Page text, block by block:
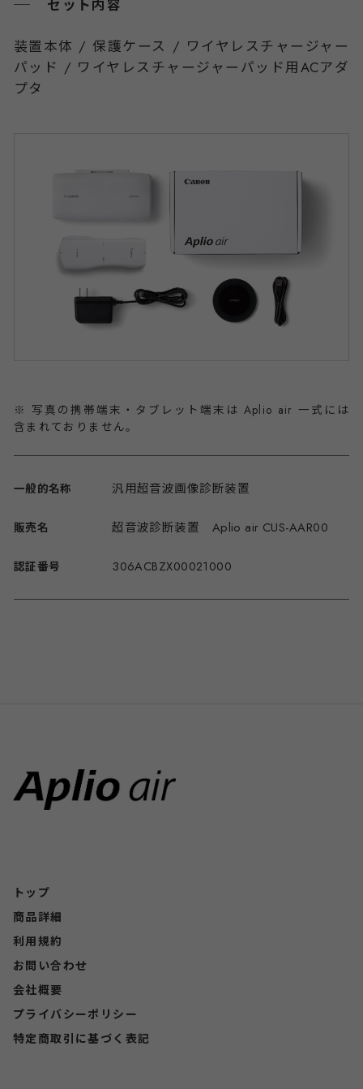
セット内容
装置本体 / 保護ケース / ワイヤレスチャージャー
パッド / ワイヤレスチャージャーパッド用ACアダ
プタ
※ 写真の携帯端末・タブレット端末は Aplio air 一式には
含まれておりません。
一般的名称 汎用超音波画像診断装置
販売名 超音波診断装置 Aplio air CUS-AAR00
認証番号 306ACBZX00021000
トップ
商品詳細
利用規約
お問い合わせ
会社概要
プライバシーポリシー
特定商取引に基づく表記